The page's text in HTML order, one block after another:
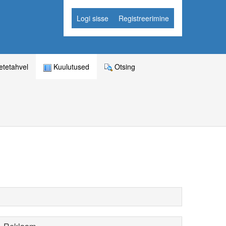
Logi sisse Registreerimine
Kuulutused Otsing